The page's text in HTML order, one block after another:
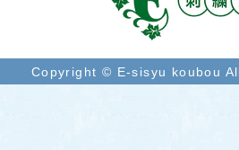
Copyright © E-sisyu koubou